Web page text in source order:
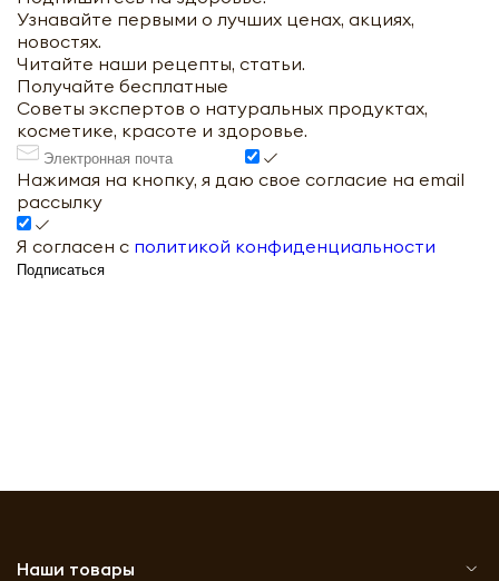
Узнавайте первыми о лучших ценах, акциях,
новостях.
Читайте наши рецепты, статьи.
Получайте бесплатные
Советы экспертов о натуральных продуктах,
косметике, красоте и здоровье.
Нажимая на кнопку, я даю свое согласие на email
рассылку
Я согласен с политикой конфиденциальности
Подписаться
Наши товары